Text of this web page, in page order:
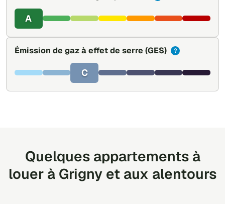
A
Émission de gaz à effet de serre (GES) ?
C
Quelques appartements à
louer à Grigny et aux alentours